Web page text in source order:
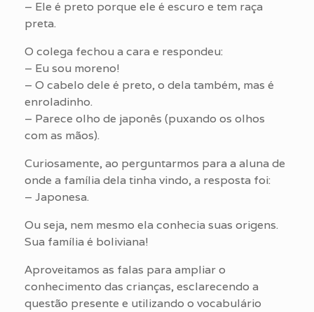
– Ele é preto porque ele é escuro e tem raça
preta.
O colega fechou a cara e respondeu:
– Eu sou moreno!
– O cabelo dele é preto, o dela também, mas é
enroladinho.
– Parece olho de japonês (puxando os olhos
com as mãos).
Curiosamente, ao perguntarmos para a aluna de
onde a família dela tinha vindo, a resposta foi:
– Japonesa.
Ou seja, nem mesmo ela conhecia suas origens.
Sua família é boliviana!
Aproveitamos as falas para ampliar o
conhecimento das crianças, esclarecendo a
questão presente e utilizando o vocabulário